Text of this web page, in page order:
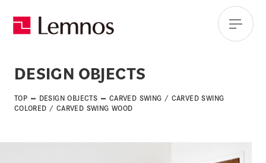
DESIGN OBJECTS
TOP DESIGN OBJECTS
CARVED SWING / CARVED SWING
COLORED / CARVED SWING WOOD